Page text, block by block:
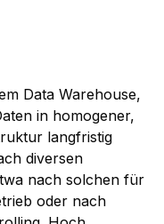
Data Warehouse,
in homogener,
langfristig
diversen
nach solchen für
oder nach